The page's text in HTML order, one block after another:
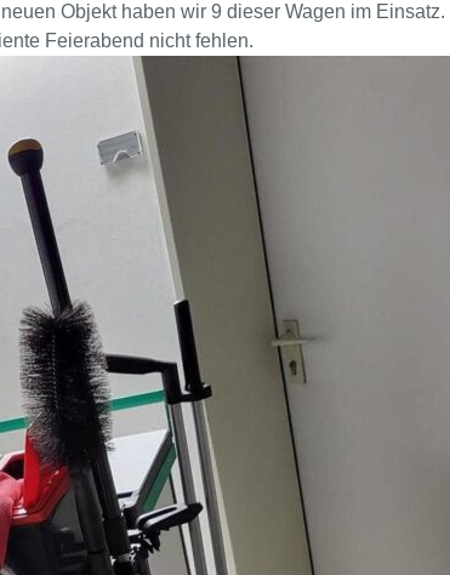
Objekt haben wir 9 dieser Wagen im Einsatz.
Feierabend nicht fehlen.